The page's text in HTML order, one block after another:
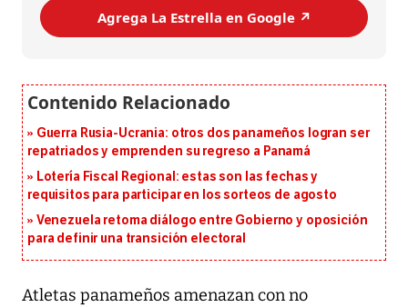
Agrega La Estrella en Google ↗️
Guerra Rusia-Ucrania: otros dos panameños logran ser
repatriados y emprenden su regreso a Panamá
Lotería Fiscal Regional: estas son las fechas y
requisitos para participar en los sorteos de agosto
Venezuela retoma diálogo entre Gobierno y oposición
para definir una transición electoral
Atletas panameños amenazan con no